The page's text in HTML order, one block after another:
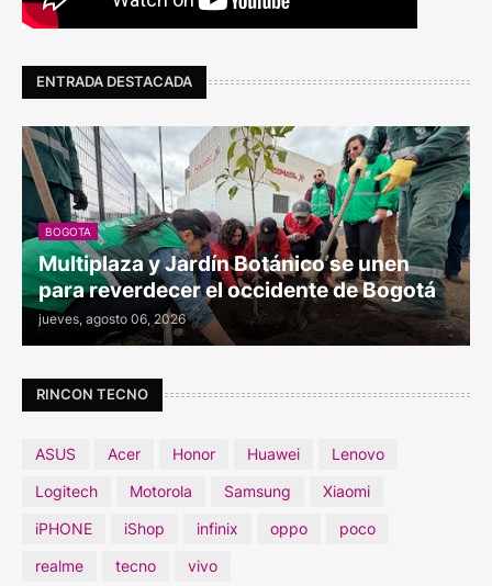
ENTRADA DESTACADA
BOGOTA
Multiplaza y Jardín Botánico se unen
para reverdecer el occidente de Bogotá
jueves, agosto 06, 2026
RINCON TECNO
ASUS Acer Honor Huawei
Lenovo
Logitech
Motorola Samsung
Xiaomi
iPHONE
iShop infinix oppo
poco
realme
tecno vivo